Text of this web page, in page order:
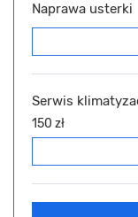
Naprawa usterki
Serwis
150 zł